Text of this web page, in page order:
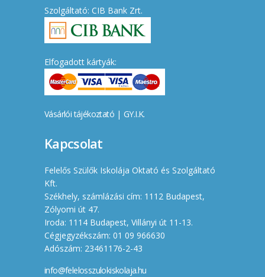
Szolgáltató: CIB Bank Zrt.
Elfogadott kártyák:
Vásárlói tájékoztató | GY.I.K.
Kapcsolat
Felelős Szülők Iskolája Oktató és Szolgáltató
Kft.
Székhely, számlázási cím: 1112 Budapest,
Zólyomi út 47.
Iroda: 1114 Budapest, Villányi út 11-13.
Cégjegyzékszám: 01 09 966630
Adószám: 23461176-2-43
info@felelosszulokiskolaja.hu